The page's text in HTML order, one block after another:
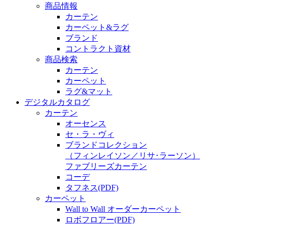
商品情報
カーテン
カーペット&ラグ
ブランド
コントラクト資材
商品検索
カーテン
カーペット
ラグ&マット
デジタルカタログ
カーテン
オーセンス
セ・ラ・ヴィ
ブランドコレクション
（フィンレイソン／リサ･ラーソン）
ファブリーズカーテン
コーデ
タフネス(PDF)
カーペット
Wall to Wall オーダーカーペット
ロボフロアー(PDF)